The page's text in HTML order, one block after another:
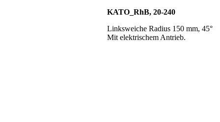
KATO_RhB, 20-240
Linksweiche Radius 150 mm, 45°
Mit elektrischem Antrieb.